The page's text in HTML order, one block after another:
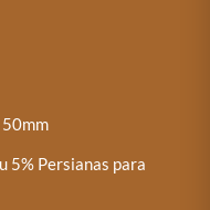
5% Persianas para